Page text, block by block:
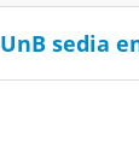
UnB sedia